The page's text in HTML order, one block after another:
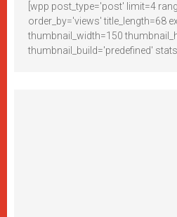
[wpp post_type='post' limit=4
order_by='views' title_length=68
thumbnail_width=150
thumbnail_build='predefined'